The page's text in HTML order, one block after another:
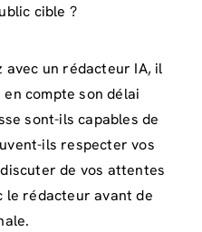
cible ?
un rédacteur IA, il
compte son délai
sont-ils capables de
ils respecter vos
de vos attentes
le rédacteur avant de